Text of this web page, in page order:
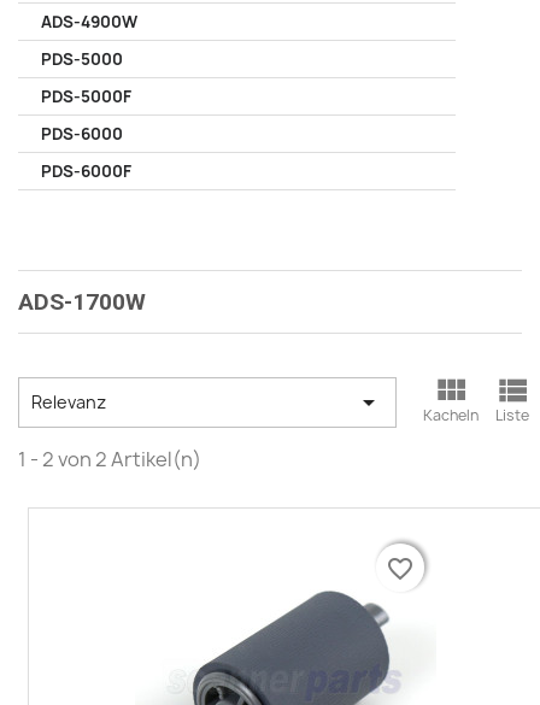
ADS-4900W
PDS-5000
PDS-5000F
PDS-6000
PDS-6000F
ADS-1700W
Relevanz  
Kacheln

Liste
1 - 2 von 2 Artikel(n)
favorite_border
favorite_border